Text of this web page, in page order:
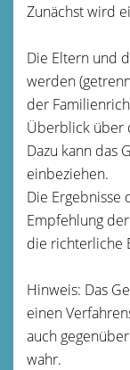
Zunächst wird
Die Eltern und
werden
der
Überblick über
Dazu kann das
einbeziehen.
Die Ergebnisse
Empfehlung
die richterliche
Hinweis: Das
einen
auch
wahr.